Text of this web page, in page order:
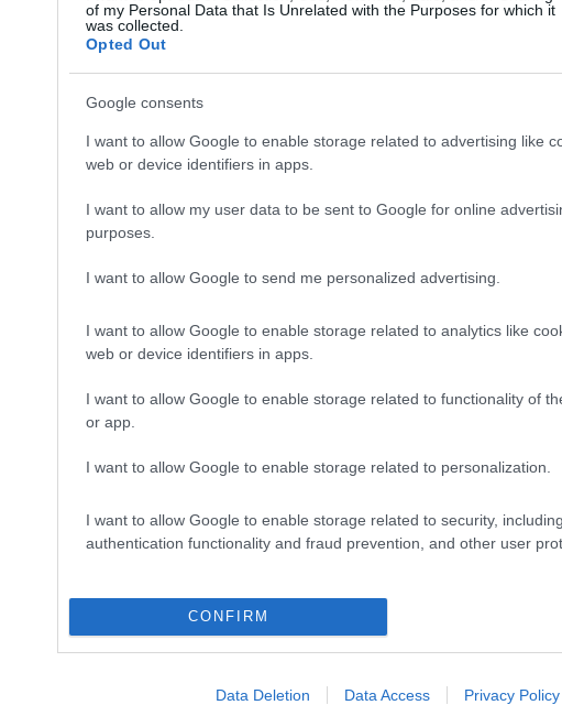
of my Personal Data that Is Unrelated with the Purposes for which it
was collected.
Opted Out
Google consents
I want to allow Google to enable storage related to advertising like
web or device identifiers in apps.
I want to allow my user data to be sent to Google for online
purposes.
I want to allow Google to send me personalized advertising.
I want to allow Google to enable storage related to analytics like
web or device identifiers in apps.
I want to allow Google to enable storage related to functionality of
or app.
I want to allow Google to enable storage related to personalization.
I want to allow Google to enable storage related to security, including
authentication functionality and fraud prevention, and other user
CONFIRM
Data Deletion Data Access Privacy Policy
Kft.
parkfelújítás
zöld parkját
tervezése, ahol a
erősítése
Történelmi táj, amelynek minden
M1 bővítés: már zajlik a teljesen új
Bicske Kelet csomópont építése
csomópont épül Angyalföldön
Hódmezővásárhely jó hírű
református iskoláját
Országos hírek Helyi hírek